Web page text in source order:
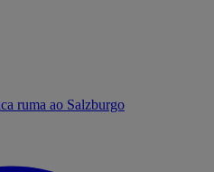
ruma ao Salzburgo